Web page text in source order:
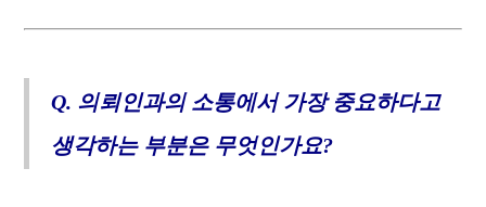
Q. 의뢰인과의 소통에서 가장 중요하다고
생각하는 부분은 무엇인가요?